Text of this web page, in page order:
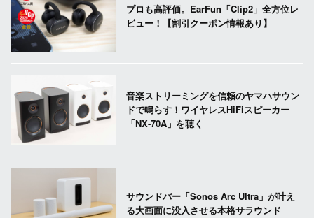
プロも高評価。EarFun「Clip2」全方位レ
ビュー！【割引クーポン情報あり】
音楽ストリーミングを信頼のヤマハサウン
ドで鳴らす！ワイヤレスHiFiスピーカー
「NX-70A」を聴く
サウンドバー「Sonos Arc Ultra」が叶え
る大画面に没入させる本格サラウンド